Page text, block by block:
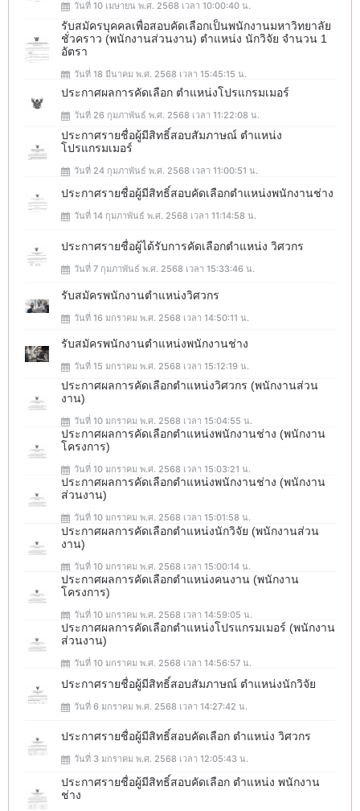
วันที่ 10 เมษายน พ.ศ. 2568 เวลา 10:00:40 น.
รับสมัครบุคคลเพื่อสอบคัดเลือกเป็นพนักงานมหาวิทยาลัย
ชั่วคราว (พนักงานส่วนงาน) ตำแหน่ง นักวิจัย จำนวน 1
อัตรา
วันที่ 18 มีนาคม พ.ศ. 2568 เวลา 15:45:15 น.
ประกาศผลการคัดเลือก ตำแหน่งโปรแกรมเมอร์
วันที่ 26 กุมภาพันธ์ พ.ศ. 2568 เวลา 11:22:08 น.
ประกาศรายชื่อผู้มีสิทธิ์สอบสัมภาษณ์ ตำแหน่ง
โปรแกรมเมอร์
วันที่ 24 กุมภาพันธ์ พ.ศ. 2568 เวลา 11:00:51 น.
ประกาศรายชื่อผู้มีสิทธิ์สอบคัดเลือกตำแหน่งพนักงานช่าง
วันที่ 14 กุมภาพันธ์ พ.ศ. 2568 เวลา 11:14:58 น.
ประกาศรายชื่อผู้ได้รับการคัดเลือกตำแหน่ง วิศวกร
วันที่ 7 กุมภาพันธ์ พ.ศ. 2568 เวลา 15:33:46 น.
รับสมัครพนักงานตำแหน่งวิศวกร
วันที่ 16 มกราคม พ.ศ. 2568 เวลา 14:50:11 น.
รับสมัครพนักงานตำแหน่งพนักงานช่าง
วันที่ 15 มกราคม พ.ศ. 2568 เวลา 15:12:19 น.
ประกาศผลการคัดเลือกตำแหน่งวิศวกร (พนักงานส่วน
งาน)
วันที่ 10 มกราคม พ.ศ. 2568 เวลา 15:04:55 น.
ประกาศผลการคัดเลือกตำแหน่งพนักงานช่าง (พนักงาน
โครงการ)
วันที่ 10 มกราคม พ.ศ. 2568 เวลา 15:03:21 น.
ประกาศผลการคัดเลือกตำแหน่งพนักงานช่าง (พนักงาน
ส่วนงาน)
วันที่ 10 มกราคม พ.ศ. 2568 เวลา 15:01:58 น.
ประกาศผลการคัดเลือกตำแหน่งนักวิจัย (พนักงานส่วน
งาน)
วันที่ 10 มกราคม พ.ศ. 2568 เวลา 15:00:14 น.
ประกาศผลการคัดเลือกตำแหน่งคนงาน (พนักงาน
โครงการ)
วันที่ 10 มกราคม พ.ศ. 2568 เวลา 14:59:05 น.
ประกาศผลการคัดเลือกตำแหน่งโปรแกรมเมอร์ (พนักงาน
ส่วนงาน)
วันที่ 10 มกราคม พ.ศ. 2568 เวลา 14:56:57 น.
ประกาศรายชื่อผู้มีสิทธิ์สอบสัมภาษณ์ ตำแหน่งนักวิจัย
วันที่ 6 มกราคม พ.ศ. 2568 เวลา 14:27:42 น.
ประกาศรายชื่อผู้มีสิทธิ์สอบคัดเลือก ตำแหน่ง วิศวกร
วันที่ 3 มกราคม พ.ศ. 2568 เวลา 12:05:43 น.
ประกาศรายชื่อผู้มีสิทธิ์สอบคัดเลือก ตำแหน่ง พนักงาน
ช่าง